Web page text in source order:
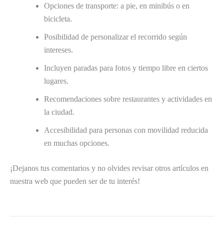
Opciones de transporte: a pie, en minibús o en
bicicleta.
Posibilidad de personalizar el recorrido según
intereses.
Incluyen paradas para fotos y tiempo libre en ciertos
lugares.
Recomendaciones sobre restaurantes y actividades en
la ciudad.
Accesibilidad para personas con movilidad reducida
en muchas opciones.
¡Dejanos tus comentarios y no olvides revisar otros artículos en
nuestra web que pueden ser de tu interés!